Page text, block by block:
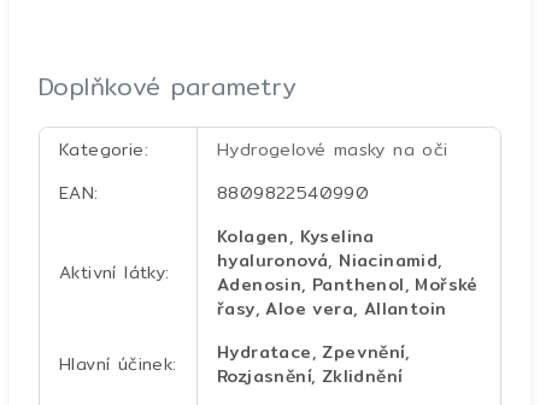
Doplňkové parametry
Kategorie:
Hydrogelové masky na oči
EAN: 8809822540990
Aktivní látky:
Kolagen, Kyselina
hyaluronová, Niacinamid,
Adenosin, Panthenol, Mořské
řasy, Aloe vera, Allantoin
Hlavní účinek:
Hydratace, Zpevnění,
Rozjasnění, Zklidnění